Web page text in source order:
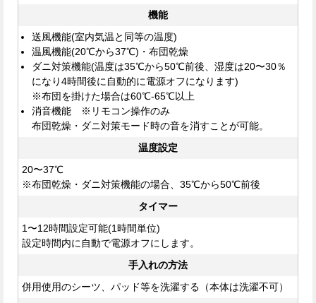
機能
送風機能(室内気温と同等の温度)
温風機能(20℃から37℃)・布団乾燥
ダニ対策機能(温度は35℃から50℃前後、湿度は20〜30％
になり4時間後に自動的に電源オフになります)
※布団を掛けた場合は60℃-65℃以上
消音機能 ※リモコン操作のみ
布団乾燥・ダニ対策モード時の音を消すことが可能。
温度設定
20〜37℃
※布団乾燥・ダニ対策機能の場合、35℃から50℃前後
タイマー
1〜12時間設定可能(1時間単位)
設定時間内に自動で電源オフにします。
手入れの方法
併用使用のシーツ、パッド等を洗濯する（本体は洗濯不可）